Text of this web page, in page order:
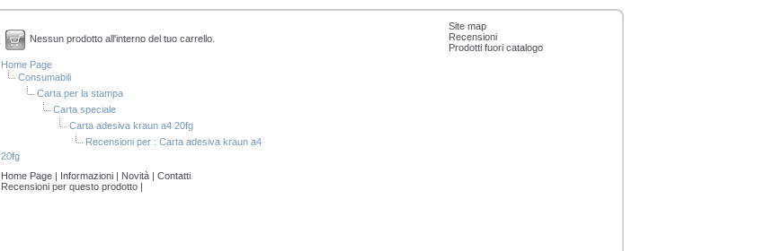
Nessun prodotto all'interno del tuo carrello.
Home Page
Consumabili
Carta per la stampa
Carta speciale
Carta adesiva kraun a4 20fg
Recensioni per : Carta adesiva kraun a4
20fg
Site map
Recensioni
Prodotti fuori catalogo
Home Page | Informazioni | Novità | Contatti
Recensioni per questo prodotto |